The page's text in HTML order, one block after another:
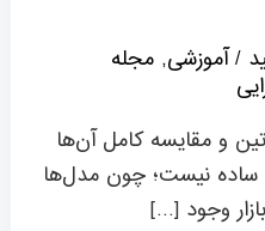
/آموزشی, مجله
و مقایسه کامل آن‌ها
نیست؛ چون مدل‌ها
وجود […]